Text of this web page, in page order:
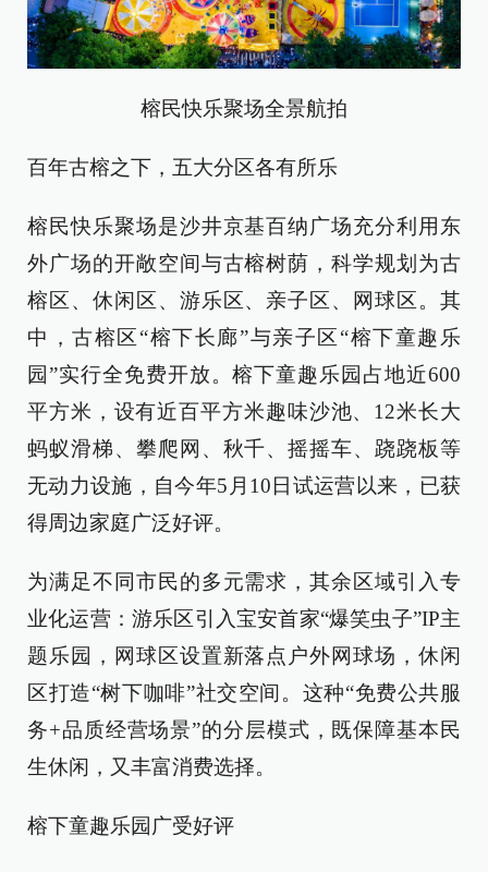
榕民快乐聚场全景航拍
百年古榕之下，五大分区各有所乐
榕民快乐聚场是沙井京基百纳广场充分利用东
外广场的开敞空间与古榕树荫，科学规划为古
榕区、休闲区、游乐区、亲子区、网球区。其
中，古榕区“榕下长廊”与亲子区“榕下童趣乐
园”实行全免费开放。榕下童趣乐园占地近600
平方米，设有近百平方米趣味沙池、12米长大
蚂蚁滑梯、攀爬网、秋千、摇摇车、跷跷板等
无动力设施，自今年5月10日试运营以来，已获
得周边家庭广泛好评。
为满足不同市民的多元需求，其余区域引入专
业化运营：游乐区引入宝安首家“爆笑虫子”IP主
题乐园，网球区设置新落点户外网球场，休闲
区打造“树下咖啡”社交空间。这种“免费公共服
务+品质经营场景”的分层模式，既保障基本民
生休闲，又丰富消费选择。
榕下童趣乐园广受好评